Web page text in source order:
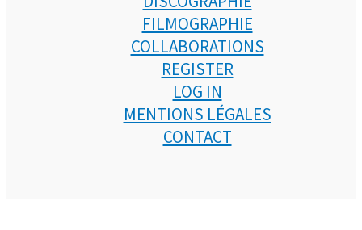
FILMOGRAPHIE
COLLABORATIONS
REGISTER
LOG IN
MENTIONS LÉGALES
CONTACT